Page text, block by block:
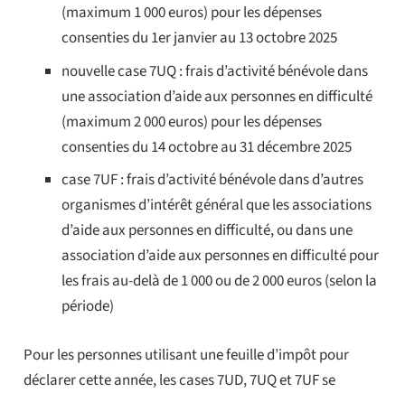
(maximum 1 000 euros) pour les dépenses
consenties du 1er janvier au 13 octobre 2025
nouvelle case 7UQ : frais d’activité bénévole dans
une association d’aide aux personnes en difficulté
(maximum 2 000 euros) pour les dépenses
consenties du 14 octobre au 31 décembre 2025
case 7UF : frais d’activité bénévole dans d’autres
organismes d’intérêt général que les associations
d’aide aux personnes en difficulté, ou dans une
association d’aide aux personnes en difficulté pour
les frais au-delà de 1 000 ou de 2 000 euros (selon la
période)
Pour les personnes utilisant une feuille d’impôt pour
déclarer cette année, les cases 7UD, 7UQ et 7UF se